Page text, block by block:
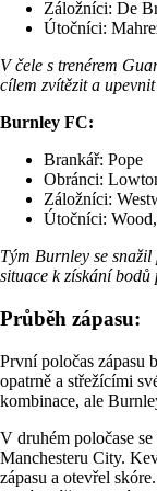
Záložníci: De
Útočníci:
V čele s trenérem
cílem zvítězit a
Burnley FC:
Brankář: Pope
Obránci:
Záložníci:
Útočníci:
Tým Burnley se
situace k získání
Průběh zápasu:
První poločas zápasu
opatrně a střežícími
kombinace, ale
V druhém poločase
Manchesteru City.
zápasu a otevřel